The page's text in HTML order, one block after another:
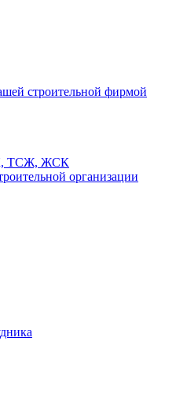
строительной фирмой
ТСЖ, ЖСК
организации